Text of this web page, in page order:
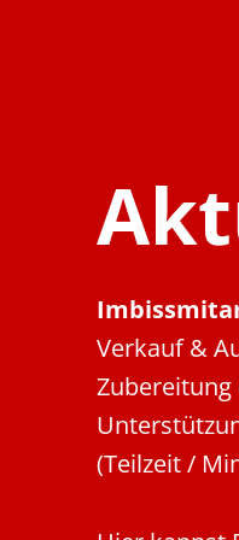
Verkauf &
(Teilzeit /